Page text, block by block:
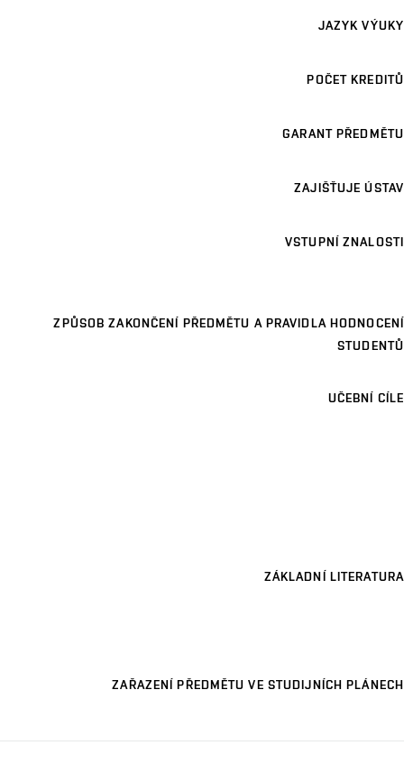
JAZYK VÝUKY
POČET KREDITŮ
GARANT PŘEDMĚTU
ZAJIŠŤUJE ÚSTAV
VSTUPNÍ ZNALOSTI
ZPŮSOB ZAKONČENÍ PŘEDMĚTU A PRAVIDLA HODNOCENÍ
STUDENTŮ
UČEBNÍ CÍLE
ZÁKLADNÍ LITERATURA
ZAŘAZENÍ PŘEDMĚTU VE STUDIJNÍCH PLÁNECH